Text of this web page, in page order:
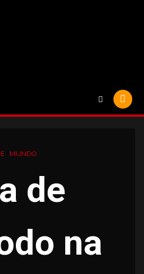
MUNDO
de
na